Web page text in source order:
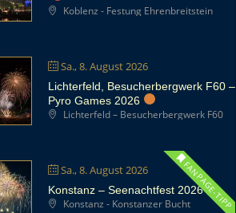
Koblenz - Festung Ehrenbreitstein
Sa., 8. August 2026
Lichterfeld, Besucherbergwerk F60 –
Pyro Games 2026
Lichterfeld – Besucherbergwerk F60
Sa., 8. August 2026 FANPAGE-TIPP
Konstanz – Seenachtfest 2026
Konstanz - Konstanzer Bucht